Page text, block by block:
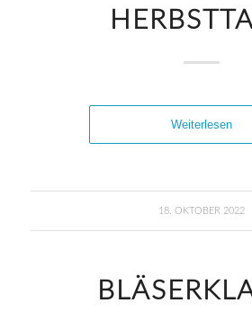
Weiterlesen
18. OKTOBER 2022